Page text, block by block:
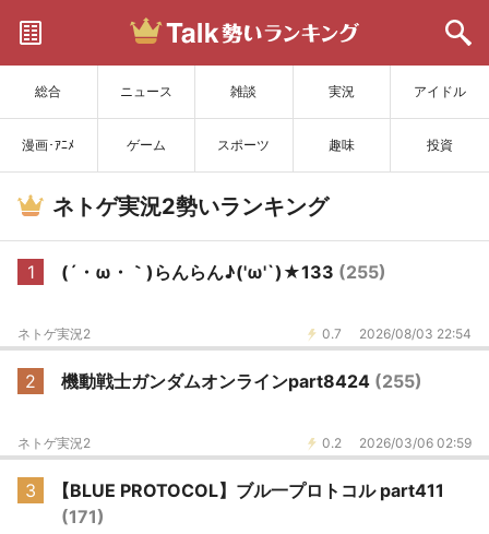
総合 ニュース 雑談 実況 アイドル
漫画･ｱﾆﾒ ゲーム スポーツ 趣味 投資
サイトを更新
ネトゲ実況2勢いランキング
1 (´・ω・｀)らんらん♪('ω'`)★133 (255)
0.7 2026/08/03 22:54
ネトゲ実況2
2 機動戦士ガンダムオンラインpart8424 (255)
0.2 2026/03/06 02:59
ネトゲ実況2
3
【BLUE PROTOCOL】ブル一プロトコル part411
(171)